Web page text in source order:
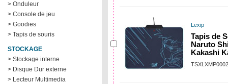
> Onduleur
> Console de jeu
> Goodies
> Tapis de souris
STOCKAGE
> Stockage interne
> Disque Dur externe
> Lecteur Multimedia
Lexip
Tapis de
Naruto
Kakashi
TSXLXMP0002